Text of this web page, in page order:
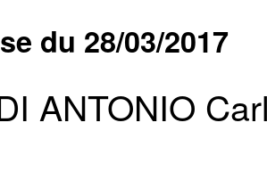
du 28/03/2017
ANTONIO